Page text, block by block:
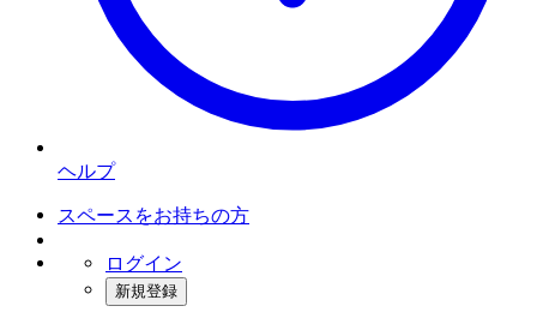
ヘルプ
スペースをお持ちの方
ログイン
新規登録